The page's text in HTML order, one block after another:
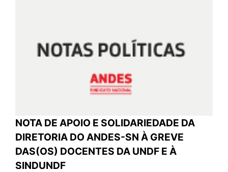
NOTA DE APOIO E SOLIDARIEDADE DA
DIRETORIA DO ANDES-SN À GREVE
DAS(OS) DOCENTES DA UNDF E À
SINDUNDF